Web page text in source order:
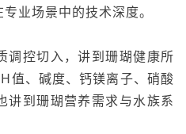
业场景中的技术深度。
调控切入，讲到珊瑚健康所
值、碱度、钙镁离子、硝酸
讲到珊瑚营养需求与水族系